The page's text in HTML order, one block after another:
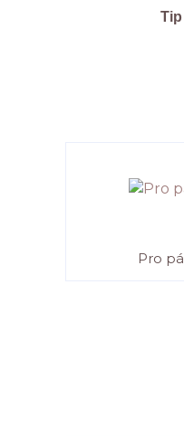
Pro